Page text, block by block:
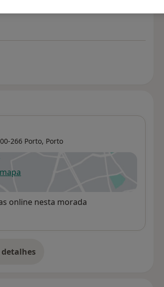
266 Porto, Porto
num novo separador
online nesta morada
o endereço